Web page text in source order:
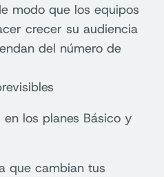
modo que los equipos
crecer su audiencia
del número de
los planes Básico y
que cambian tus